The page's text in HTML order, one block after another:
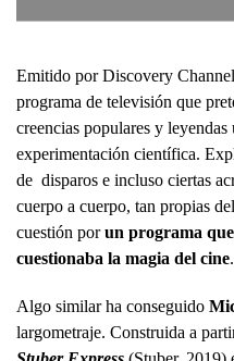
Emitido por Discovery
programa de televisión que
creencias populares y leyendas
experimentación científica.
de disparos e incluso ciertas
cuerpo a cuerpo, tan propias
cuestión porun programa
cuestionaba la magia del cine.
Algo similar ha conseguido
largometraje. Construida a